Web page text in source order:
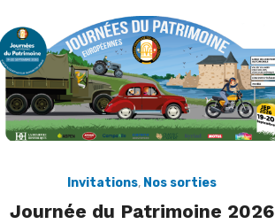
Invitations, Nos sorties
Journée du Patrimoine 2026